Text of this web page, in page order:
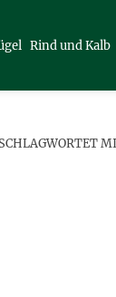
Rind und Kalb